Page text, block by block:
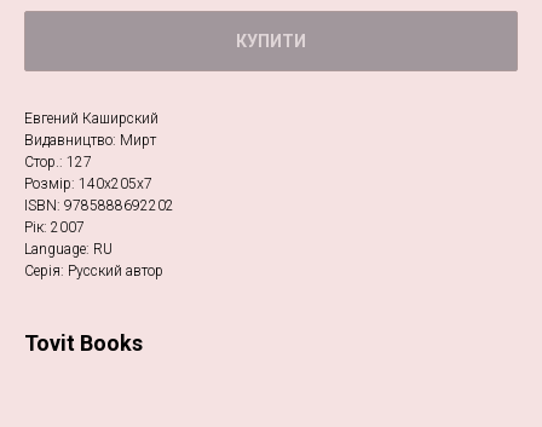
КУПИТИ
Евгений Каширский
Видавництво: Мирт
Стор.: 127
Розмір: 140х205х7
ISBN: 9785888692202
Рік: 2007
Language: RU
Серія: Русский автор
Tovit Books